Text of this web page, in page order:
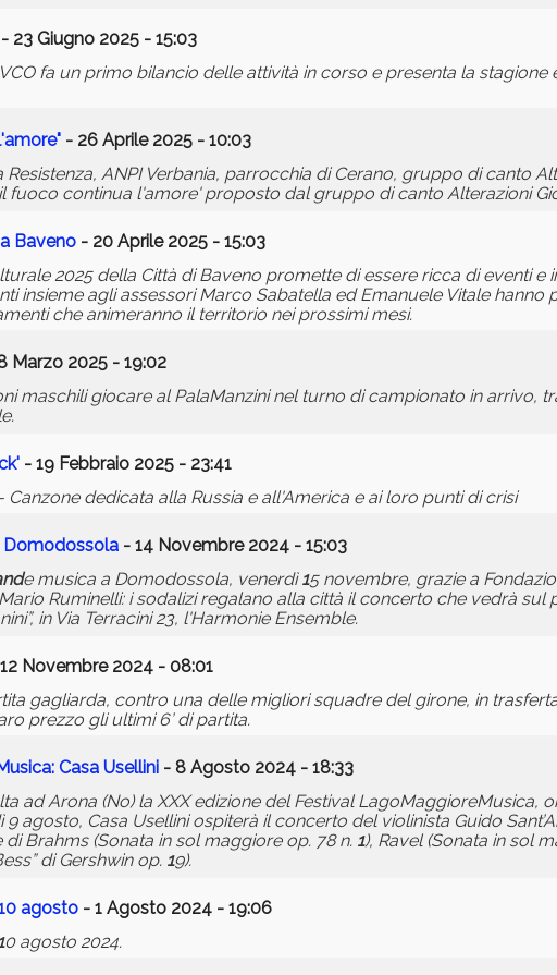
- 23 Giugno 2025 - 15:03
fa un primo bilancio delle attività in corso e presenta la
- 26 Aprile 2025 - 10:03
Resistenza, ANPI Verbania, parrocchia di Cerano, gruppo di canto
fuoco continua l'amore' proposto dal gruppo di canto Alterazioni
Baveno - 20 Aprile 2025 - 15:03
2025 della Città di Baveno promette di essere ricca di eventi e
insieme agli assessori Marco Sabatella ed Emanuele Vitale hanno
che animeranno il territorio nei prossimi mesi.
Marzo 2025 - 19:02
maschili giocare al PalaManzini nel turno di campionato in arrivo,
- 19 Febbraio 2025 - 23:41
Canzone dedicata alla Russia e all'America e ai loro punti di crisi
Domodossola - 14 Novembre 2024 - 15:03
e musica a Domodossola, venerdì15 novembre, grazie a
Ruminelli: i sodalizi regalano alla città il concerto che vedrà
in Via Terracini 23, l'Harmonie Ensemble.
Novembre 2024 - 08:01
gagliarda, contro una delle migliori squadre del girone, in
prezzo gli ultimi 6’ di partita.
Casa Usellini - 8 Agosto 2024 - 18:33
ad Arona (No) la XXX edizione del Festival LagoMaggioreMusica,
9 agosto, Casa Usellini ospiterà il concerto del violinista Guido
Brahms (Sonata in sol maggiore op. 78 n. 1), Ravel (Sonata in sol
di Gershwin op. 19).
0 agosto - 1 Agosto 2024 - 19:06
0 agosto 2024.